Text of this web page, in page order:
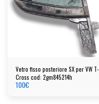
Vetro fisso posteriore SX per VW T-
Cross cod: 2gm845214h
100€